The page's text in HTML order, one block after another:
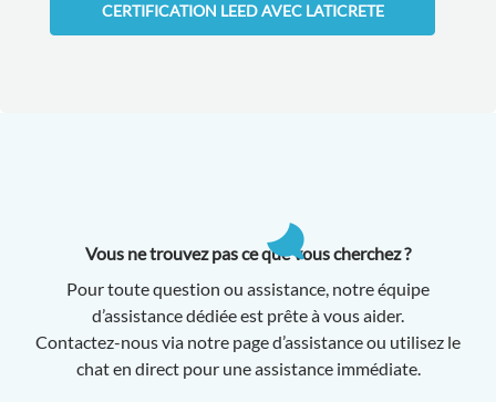
CERTIFICATION LEED AVEC LATICRETE
Vous ne trouvez pas ce que vous cherchez ?
Pour toute question ou assistance, notre équipe
d’assistance dédiée est prête à vous aider.
Contactez-nous via notre page d’assistance ou utilisez le
chat en direct pour une assistance immédiate.